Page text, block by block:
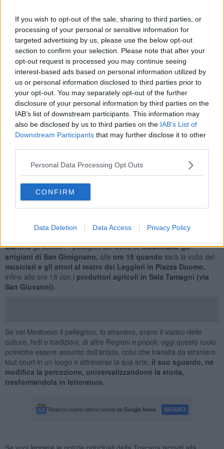
If you wish to opt-out of the sale, sharing to third parties, or
processing of your personal or sensitive information for
targeted advertising by us, please use the below opt-out
section to confirm your selection. Please note that after your
opt-out request is processed you may continue seeing
interest-based ads based on personal information utilized by
us or personal information disclosed to third parties prior to
your opt-out. You may separately opt-out of the further
disclosure of your personal information by third parties on the
IAB’s list of downstream participants. This information may
also be disclosed by us to third parties on the IAB’s List of
Downstream Participants that may further disclose it to other
Personal Data Processing Opt Outs
CONFIRM
Data Deletion Data Access Privacy Policy
domenica 28 dicembre l'iniziativa “ Impronte/Welcome To San
Gimignano”: si tratta di incontri con scrittori e poeti nelle vesti di
moderni pellegrini per conoscere una città delle torri intima, fatta
dalle persone che la abitano, che vi lavorano, che con passione
coltivano la terra e la propria creatività. Domenica 28 dicembre è
l'inizio di un viaggio, questa volta letterario, che proseguirà per tutto
il 2015.
I tre scrittori che hanno preso parte a questo suggestivo progetto
sonoAzzurra D’Agostino, Francesca Matteoni, Alessandro
Raveggi:nella giornatapresenteranno e incontreranno gli
abitanti e le associazioni di San Gimignanoper scambiare
parole ed esperienze, un incontro che sarà l'inizio di un dialogo e
www.twletteratura.org/ @TwLetteratura) che racconterà
l’esperienza con l’hashtag #viafrancigena e le parole
voleranno su Litteratour (
perché oggi le rotte viaggiano in rete, un percorso che ora la Via
Francigena a San Gimignano è in grado di attivare grazie
creare connessioni e aprire nuovi link. La giornata di domenica
Martinogli scrittori, i pellegrini del web2.0, incontrano gli
artigiani di San Gimignano, alle ore 15 quando sarà la volta dei
musicisti e gli attori al teatro dei Leggieri in Piazza Duomo,
infine alle ore 18 con i produttori agricoli in Sala Tamagni (via
San Giovanni).
Se nel Medioevo il pellegrino, lo straniero, erano il viatico delle
culture, fedi e tradizioni, di altre Regioni e popoli, oggi questo ruolo
potrebbe essere assunto dall'artista, colui che transita da straniero
tout court in un luogo e attraverso la sua arte, il suo sguardo, ne
modifica la percezione, universalizzandone la storia,
trasformandola in letteratura.